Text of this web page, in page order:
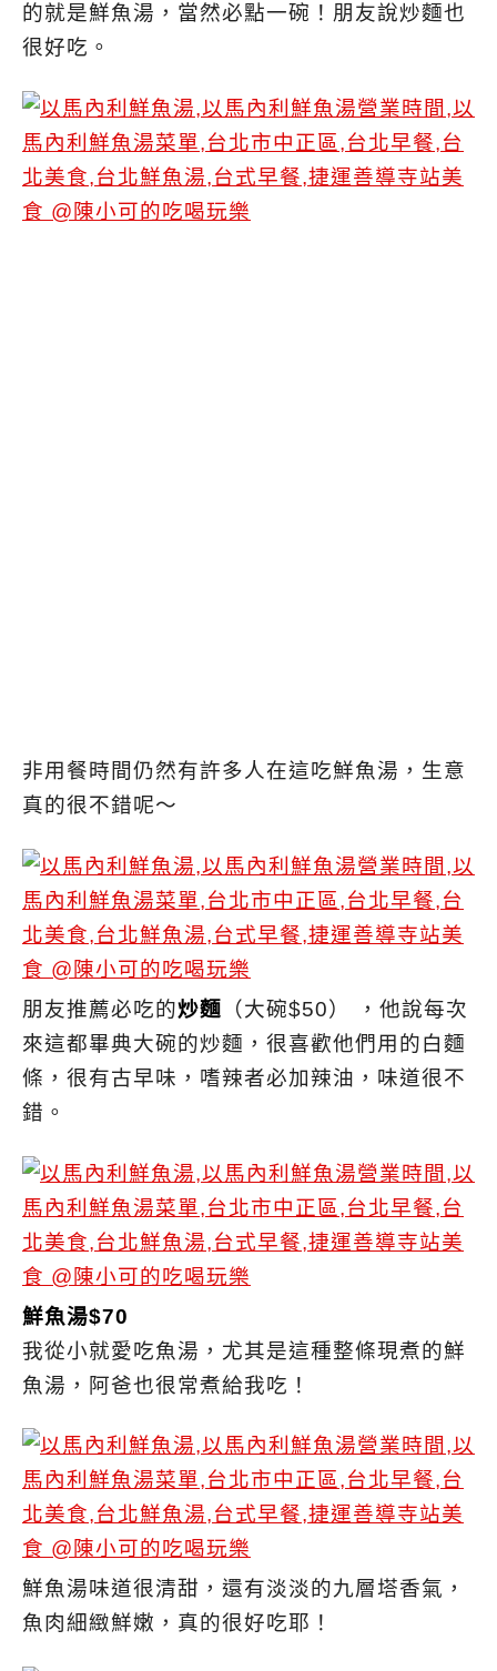
的就是鮮魚湯，當然必點一碗！朋友說炒麵也
很好吃。
非用餐時間仍然有許多人在這吃鮮魚湯，生意
真的很不錯呢～
朋友推薦必吃的炒麵 （大碗$50） ，他說每次
來這都畢典大碗的炒麵，很喜歡他們用的白麵
條，很有古早味，嗜辣者必加辣油，味道很不
錯。
鮮魚湯$70
我從小就愛吃魚湯，尤其是這種整條現煮的鮮
魚湯，阿爸也很常煮給我吃！
鮮魚湯味道很清甜，還有淡淡的九層塔香氣，
魚肉細緻鮮嫩，真的很好吃耶！